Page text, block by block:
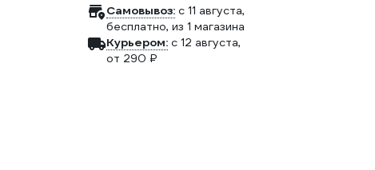
Самовывоз: c 11 августа,
бесплатно, из 1 магазина
Курьером: c 12 августа,
от 290 ₽